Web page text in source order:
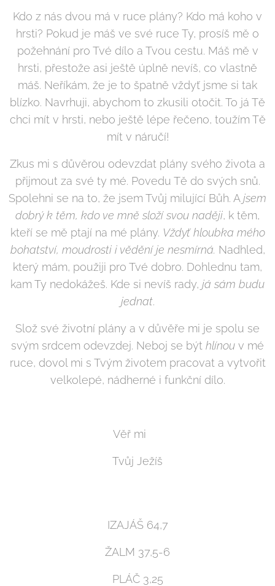
Kdo z nás dvou má v ruce plány? Kdo má koho v
hrsti? Pokud je máš ve své ruce Ty, prosíš mě o
požehnání pro Tvé dílo a Tvou cestu. Máš mě v
hrsti, přestože asi ještě úplně nevíš, co vlastně
máš. Neříkám, že je to špatně vždyť jsme si tak
blízko. Navrhuji, abychom to zkusili otočit. To já Tě
chci mít v hrsti, nebo ještě lépe řečeno, toužím Tě
mít v náručí!
Zkus mi s důvěrou odevzdat plány svého života a
přijmout za své ty mé. Povedu Tě do svých snů.
Spolehni se na to, že jsem Tvůj milující Bůh. A jsem
dobrý k těm, kdo ve mně složí svou naději, k těm,
kteří se mě ptají na mé plány. Vždyť hloubka mého
bohatství, moudrosti i vědění je nesmírná. Nadhled,
který mám, použiji pro Tvé dobro. Dohlednu tam,
kam Ty nedokážeš. Kde si nevíš rady, já sám budu
jednat.
Slož své životní plány a v důvěře mi je spolu se
svým srdcem odevzdej. Neboj se být hlínou v mé
ruce, dovol mi s Tvým životem pracovat a vytvořit
velkolepé, nádherné i funkční dílo.
Věř mi 🖤
Tvůj Ježíš
IZAJÁŠ 64,7
ŽALM 37,5-6
PLÁČ 3,25